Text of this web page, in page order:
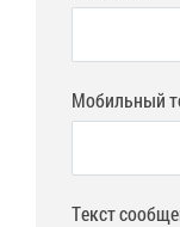
Мобильный
Текст